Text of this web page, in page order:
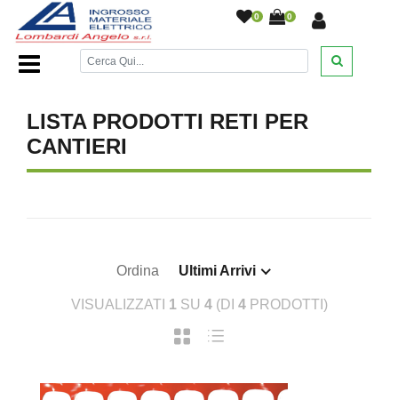
0 0
Home Page/DESANTIS////
LISTA PRODOTTI RETI PER
CANTIERI
Ordina Ultimi Arrivi
VISUALIZZATI 1 SU 4(DI 4PRODOTTI)